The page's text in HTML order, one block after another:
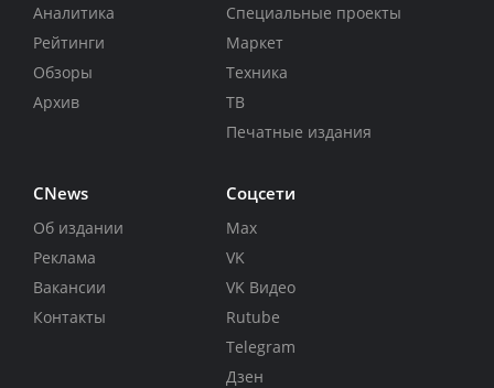
Аналитика
Рейтинги
Обзоры
Архив
Специальные проекты
Маркет
Техника
ТВ
Печатные издания
CNews
Об издании
Реклама
Вакансии
Контакты
Соцсети
Max
VK
VK Видео
Rutube
Telegram
Дзен